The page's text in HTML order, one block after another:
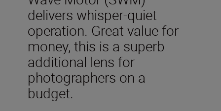
delivers whisper-quiet
operation. Great value for
money, this is a superb
additional lens for
photographers on a
budget.